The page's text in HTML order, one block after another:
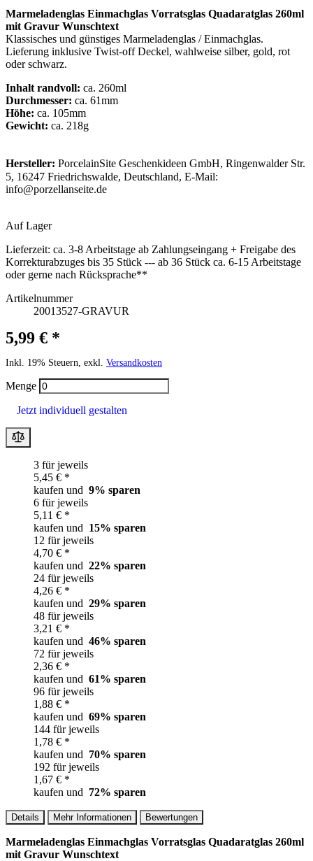
Marmeladenglas Einmachglas Vorratsglas Quadaratglas 260ml
mit Gravur Wunschtext
Klassisches und günstiges Marmeladenglas / Einmachglas.
Lieferung inklusive Twist-off Deckel, wahlweise silber, gold, rot
oder schwarz.
Inhalt randvoll: ca. 260ml
Durchmesser: ca. 61mm
Höhe: ca. 105mm
Gewicht: ca. 218g
Hersteller: PorcelainSite Geschenkideen GmbH, Ringenwalder Str.
5, 16247 Friedrichswalde, Deutschland, E-Mail:
info@porzellanseite.de
Auf Lager
Lieferzeit: ca. 3-8 Arbeitstage ab Zahlungseingang + Freigabe des
Korrekturabzuges bis 35 Stück --- ab 36 Stück ca. 6-15 Arbeitstage
oder gerne nach Rücksprache**
Artikelnummer
20013527-GRAVUR
5,99 € *
Inkl. 19% Steuern, exkl. Versandkosten
Menge
Jetzt individuell gestalten
3 für jeweils
5,45 € *
kaufen und 9% sparen
6 für jeweils
5,11 € *
kaufen und 15% sparen
12 für jeweils
4,70 € *
kaufen und 22% sparen
24 für jeweils
4,26 € *
kaufen und 29% sparen
48 für jeweils
3,21 € *
kaufen und 46% sparen
72 für jeweils
2,36 € *
kaufen und 61% sparen
96 für jeweils
1,88 € *
kaufen und 69% sparen
144 für jeweils
1,78 € *
kaufen und 70% sparen
192 für jeweils
1,67 € *
kaufen und 72% sparen
Details Mehr Informationen Bewertungen
Marmeladenglas Einmachglas Vorratsglas Quadaratglas 260ml
mit Gravur Wunschtext